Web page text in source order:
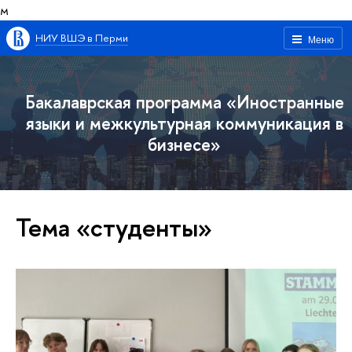
м
Меню
НИУ ВШЭ в Перми
Бакалаврская программа «Иностранные
языки и межкультурная коммуникация в
бизнесе»
Тема «студенты»